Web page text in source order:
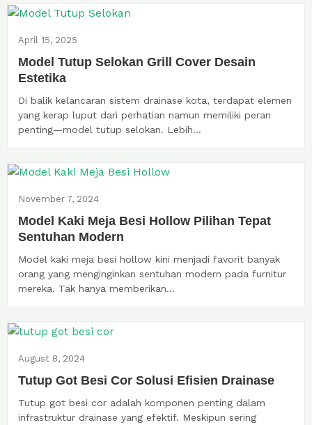
April 15, 2025
Model Tutup Selokan Grill Cover Desain
Estetika
Di balik kelancaran sistem drainase kota, terdapat elemen
yang kerap luput dari perhatian namun memiliki peran
penting—model tutup selokan. Lebih...
November 7, 2024
Model Kaki Meja Besi Hollow Pilihan Tepat
Sentuhan Modern
Model kaki meja besi hollow kini menjadi favorit banyak
orang yang menginginkan sentuhan modern pada furnitur
mereka. Tak hanya memberikan...
August 8, 2024
Tutup Got Besi Cor Solusi Efisien Drainase
Tutup got besi cor adalah komponen penting dalam
infrastruktur drainase yang efektif. Meskipun sering